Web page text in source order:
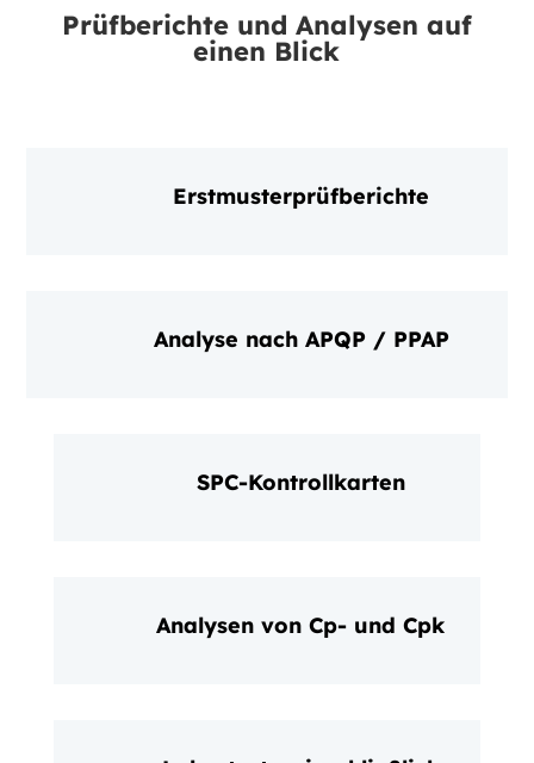
Prüfberichte und Analysen auf
einen Blick
Erstmusterprüfberichte
Analyse nach APQP / PPAP
SPC-Kontrollkarten
Analysen von Cp- und Cpk